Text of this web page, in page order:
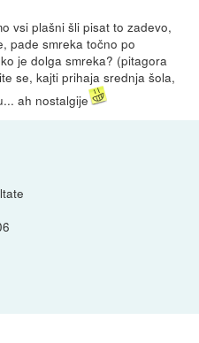
vsi plašni šli pisat to zadevo,
pade smreka točno po
je dolga smreka? (pitagora
se, kajti prihaja srednja šola,
ah nostalgije